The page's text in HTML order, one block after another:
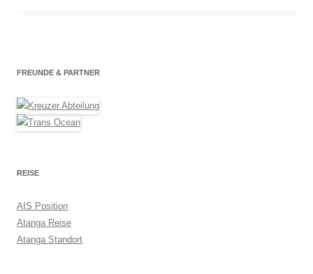
FREUNDE & PARTNER
REISE
AIS Position
Atanga Reise
Atanga Standort